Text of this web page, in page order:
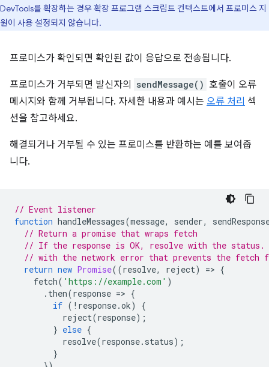
DevTools를 확장하는 경우 확장 프로그램 스크립트 컨텍스트에서 프로미스 지
원이 사용 설정되지 않습니다.
프로미스가 확인되면 확인된 값이 응답으로 전송됩니다.
프로미스가 거부되면 발신자의 sendMessage() 호출이 오류
메시지와 함께 거부됩니다. 자세한 내용과 예시는 오류 처리 섹
션을 참고하세요.
해결되거나 거부될 수 있는 프로미스를 반환하는 예를 보여줍
니다.
// Event listener
function handleMessages(message, sender,
// Return a promise that wraps fetch
// If the response is OK, resolve with the
// with the network error that prevents the fetch
return new Promise((resolve, reject) => {
fetch( 'https://example.com' )
. then(response => {
if ( ! response.ok)
{
reject(response);
} else {
resolve(response. status);
}